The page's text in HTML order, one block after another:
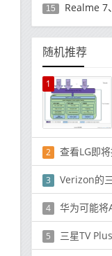
15 Realme 7、7i将
随机推荐
1
2 查看LG即将
3 Verizon的三星
4 华为可能将
5 三星TV Plus可